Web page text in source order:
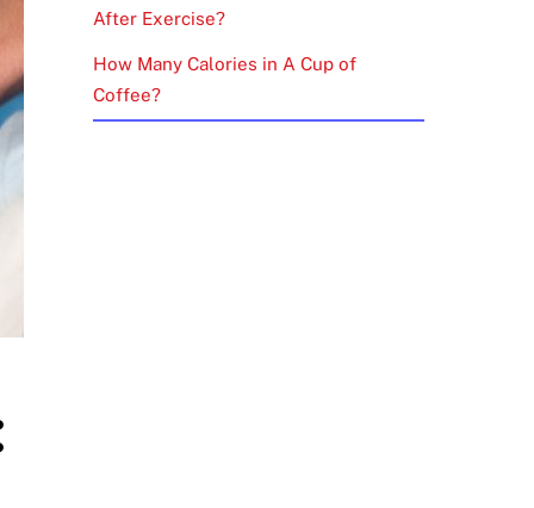
After Exercise?
How Many Calories in A Cup of
Coffee?